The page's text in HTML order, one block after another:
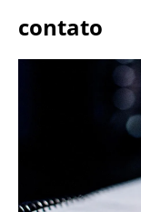
contato